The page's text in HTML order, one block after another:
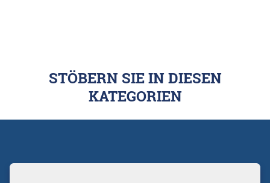
STÖBERN SIE IN DIESEN
KATEGORIEN